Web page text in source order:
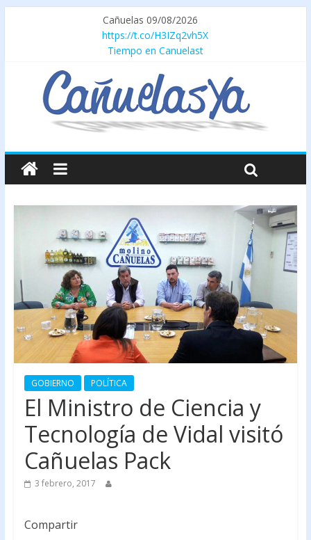
Cañuelas 09/08/2026
https://t.co/H3IZq2vh5X
Tiempo en Canuelast
GOBIERNO POLÍTICA
El Ministro de Ciencia y
Tecnología de Vidal visitó
Cañuelas Pack
3 febrero, 2017
Compartir